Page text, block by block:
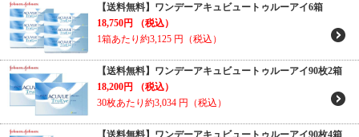
【送料無料】ワンデーアキュビュートゥルーアイ6箱
18,750円
（税込）
1箱あたり約3,125 円（税込）
【送料無料】ワンデーアキュビュートゥルーアイ90枚2箱
18,200円
（税込）
30枚あたり約3,034 円（税込）